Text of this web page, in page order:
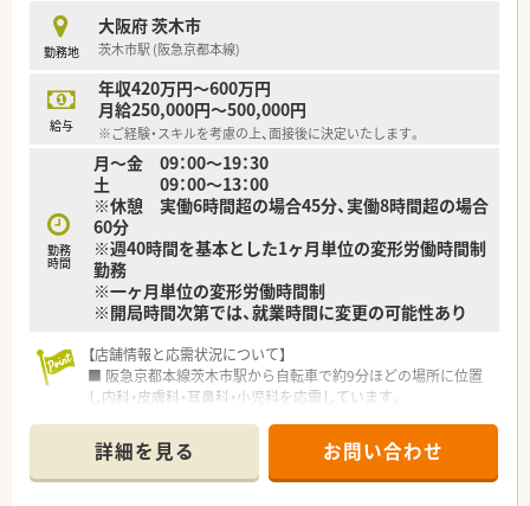
■管理薬剤師として、店舗にある医薬品の在庫管理のほか、本部
と連携を取りながら日々の薬局運営に関する実務を行います。
【職場環境と雰囲気】
■店舗には常勤薬剤師4名とパート薬剤師2名が在籍しており、
常時2名から4名の手厚い体制でゆとりを持って勤務できます。
■土曜日も薬剤師3名と事務スタッフ1名から2名体制で稼働し
ているため、一人薬剤師になる時間がなく質問しやすい環境で
す。
■会社の利益よりもまず患者様を第一に考える理念が浸透して
おり、スタッフ同士がボトムアップで意見を出し合える職場で
す。
勤務地
大阪府 茨木市
茨木市駅 (阪急京都本線)
給与
年収420万円～600万円
月給250,000円～500,000円
※ご経験・スキルを考慮の上、面接後に決定いたします。
勤務
時間
月～金 09：00～19：30
土 09：00～13：00
※休憩 実働6時間超の場合45分、実働8時間超の場合
60分
※週40時間を基本とした1ヶ月単位の変形労働時間制
勤務
※一ヶ月単位の変形労働時間制
※開局時間次第では、就業時間に変更の可能性あり
【店舗情報と応需状況について】
■ 阪急京都本線茨木市駅から自転車で約9分ほどの場所に位置
し内科・皮膚科・耳鼻科・小児科を応需しています。
る見込みで常勤2名パート1名の体制です。
■ 応需科目が内科、皮膚科、耳鼻科、小児科と複数科目にわたる
ため幅広い知識と経験を積むことができます。
詳細を見る お問い合わせ